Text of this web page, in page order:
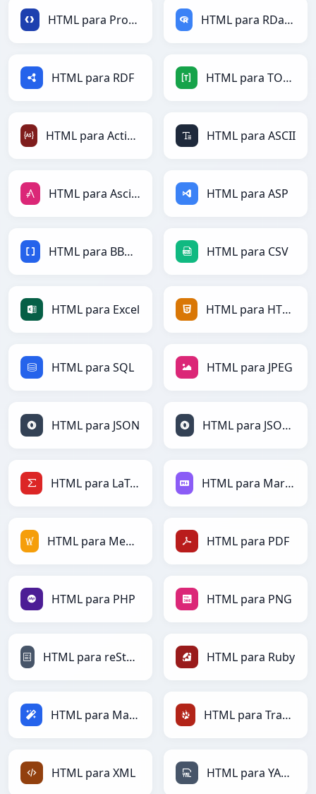
HTML para Protobuf HTML para RDataFrame
HTML para RDF HTML para TOML
HTML para ActionScript HTML para ASCII
HTML para AsciiDoc HTML para ASP
HTML para BBCode HTML para CSV
HTML para Excel HTML para HTML
HTML para SQL HTML para JPEG
HTML para JSON HTML para JSONLines
HTML para LaTeX HTML para Markdown
HTML para MediaWiki HTML para PDF
HTML para PHP HTML para PNG
HTML para reStructuredText HTML para Ruby
HTML para Magic HTML para TracWiki
HTML para XML HTML para YAML